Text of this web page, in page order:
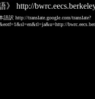
》
http://
語訳 http://translate.google.com/translate?